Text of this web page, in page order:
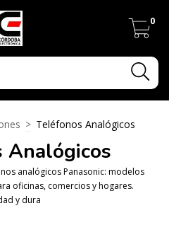
0
> Teléfonos Analógicos
Analógicos
analógicos Panasonic: modelos
oficinas, comercios y hogares.
y dura